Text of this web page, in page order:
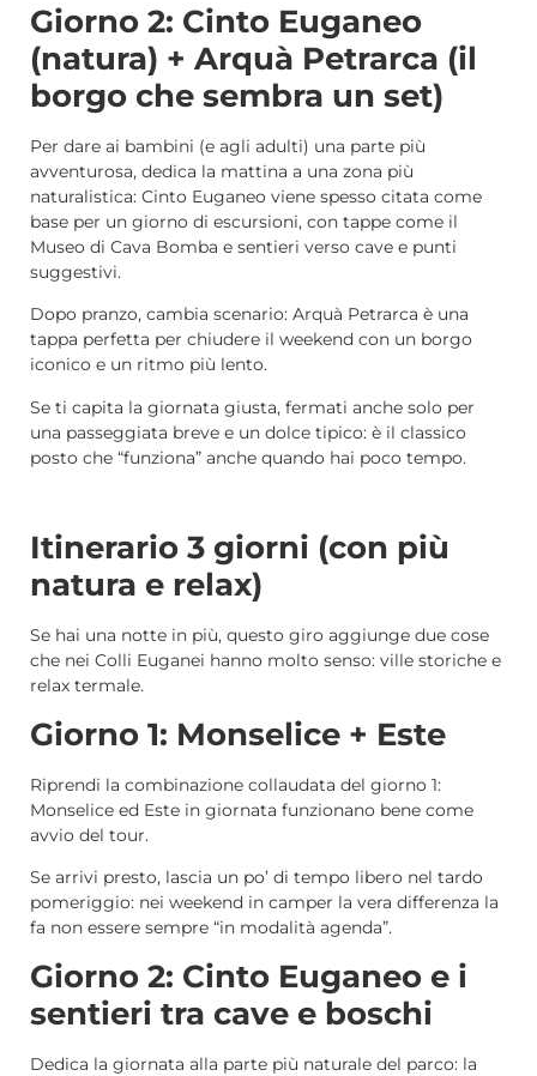
Giorno 2: Cinto Euganeo
(natura) + Arquà Petrarca (il
borgo che sembra un set)
Per dare ai bambini (e agli adulti) una parte più
avventurosa, dedica la mattina a una zona più
naturalistica: Cinto Euganeo viene spesso citata come
base per un giorno di escursioni, con tappe come il
Museo di Cava Bomba e sentieri verso cave e punti
suggestivi.
Dopo pranzo, cambia scenario: Arquà Petrarca è una
tappa perfetta per chiudere il weekend con un borgo
iconico e un ritmo più lento.
Se ti capita la giornata giusta, fermati anche solo per
una passeggiata breve e un dolce tipico: è il classico
posto che “funziona” anche quando hai poco tempo.
Itinerario 3 giorni (con più
natura e relax)
Se hai una notte in più, questo giro aggiunge due cose
che nei Colli Euganei hanno molto senso: ville storiche e
relax termale.
Giorno 1: Monselice + Este
Riprendi la combinazione collaudata del giorno 1:
Monselice ed Este in giornata funzionano bene come
avvio del tour.
Se arrivi presto, lascia un po’ di tempo libero nel tardo
pomeriggio: nei weekend in camper la vera differenza la
fa non essere sempre “in modalità agenda”.
Giorno 2: Cinto Euganeo e i
sentieri tra cave e boschi
Dedica la giornata alla parte più naturale del parco: la